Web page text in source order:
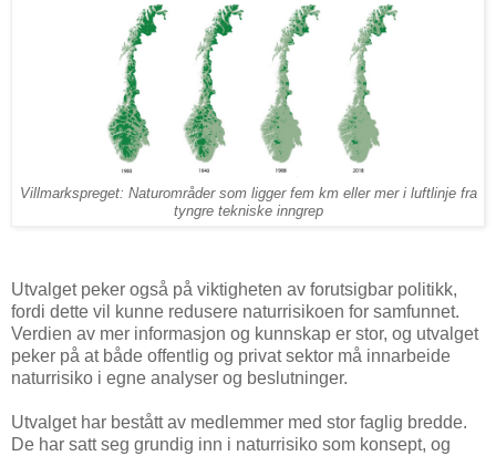
Villmarkspreget: Naturområder som ligger fem km eller mer i luftlinje fra
tyngre tekniske inngrep
Utvalget peker også på viktigheten av forutsigbar politikk,
fordi dette vil kunne redusere naturrisikoen for samfunnet.
Verdien av mer informasjon og kunnskap er stor, og utvalget
peker på at både offentlig og privat sektor må innarbeide
naturrisiko i egne analyser og beslutninger.
Utvalget har bestått av medlemmer med stor faglig bredde.
De har satt seg grundig inn i naturrisiko som konsept, og